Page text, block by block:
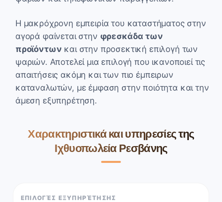
Η μακρόχρονη εμπειρία του καταστήματος στην
αγορά φαίνεται στην φρεσκάδα των
προϊόντων και στην προσεκτική επιλογή των
ψαριών. Αποτελεί μια επιλογή που ικανοποιεί τις
απαιτήσεις ακόμη και των πιο έμπειρων
καταναλωτών, με έμφαση στην ποιότητα και την
άμεση εξυπηρέτηση.
Χαρακτηριστικά και υπηρεσίες της
Ιχθυοπωλεία Ρεσβάνης
ΕΠΙΛΟΓΈΣ ΕΞΥΠΗΡΈΤΗΣΗΣ